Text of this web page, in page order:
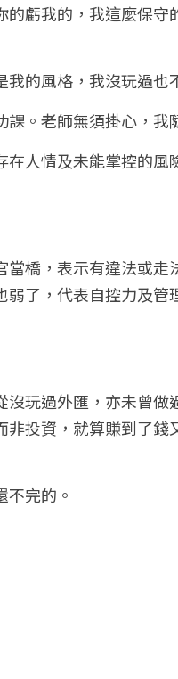
虧我的，我這麼保守
的風格，我沒玩過也
。老師無須掛心，我
人情及未能掌控的風
橋，表示有違法或走
了，代表自控力及管
玩過外匯，亦未曾做
投資，就算賺到了錢
完的。